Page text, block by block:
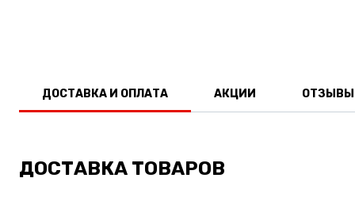
ДОСТАВКА И ОПЛАТА АКЦИИ ОТЗЫВЫ
ДОСТАВКА ТОВАРОВ